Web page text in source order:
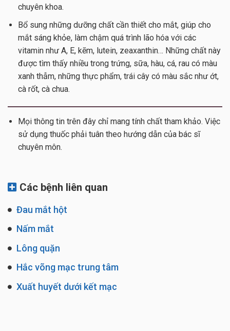
chuyên khoa.
Bổ sung những dưỡng chất cần thiết cho mắt, giúp cho
mắt sáng khỏe, làm chậm quá trình lão hóa với các
vitamin như A, E, kẽm, lutein, zeaxanthin… Những chất này
được tìm thấy nhiều trong trứng, sữa, hàu, cá, rau có màu
xanh thẫm, những thực phẩm, trái cây có màu sắc như ớt,
cà rốt, cà chua.
Mọi thông tin trên đây chỉ mang tính chất tham khảo. Việc
sử dụng thuốc phải tuân theo hướng dẫn của bác sĩ
chuyên môn.
Các bệnh liên quan
Đau mắt hột
Nấm mắt
Lông quặn
Hắc võng mạc trung tâm
Xuất huyết dưới kết mạc